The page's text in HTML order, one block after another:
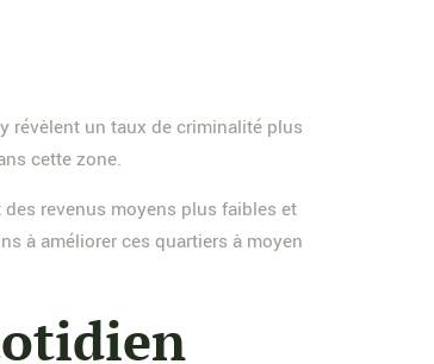
révèlent un taux de criminalité plus
cette zone.
revenus moyens plus faibles et
à améliorer ces quartiers à moyen